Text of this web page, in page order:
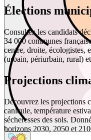
Élections
Consultez les candidats
34 000 communes
centre, droite, écologistes,
(urbain, périurbain, rural)
Projections
Découvrez les projections
canicule, température
sécheresses des sols.
horizons 2030, 2050 et